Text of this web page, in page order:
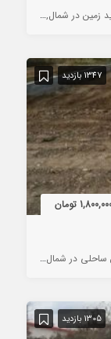
زمین در شمال خرید
1347 بازدید
تومان
ساحلی در شمال
1305 بازدید